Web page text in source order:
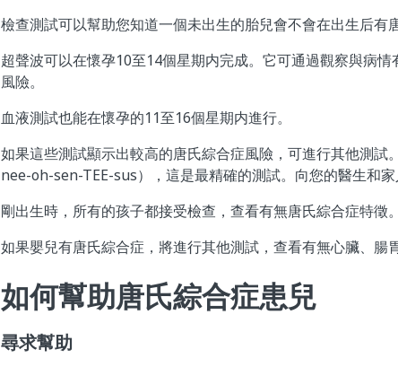
檢查測試可以幫助您知道一個未出生的胎兒會不會在出生后有
超聲波可以在懷孕10至14個星期内完成。它可通過觀察與病
風險。
血液測試也能在懷孕的11至16個星期内進行。
如果這些測試顯示出較高的唐氏綜合症風險，可進行其他測
nee-oh-sen-TEE-sus），這是最精確的測試。向您的醫生和家
剛出生時，所有的孩子都接受檢查，查看有無唐氏綜合症特徵
如果嬰兒有唐氏綜合症，將進行其他測試，查看有無心臟、腸
如何幫助唐氏綜合症患兒
尋求幫助